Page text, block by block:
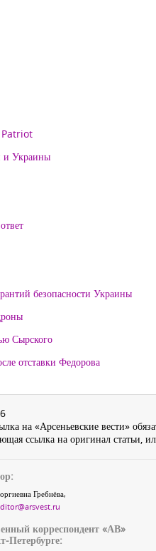
Patriot
и Украины
безопасности Украины
Сырского
отставки Федорова
на «Арсеньевские вести»
ссылка на оригинал статьи,
Гребнёва,
корреспондент «АВ»
Петербурге: